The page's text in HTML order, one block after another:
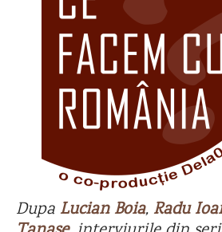
DupaLucian Boia,Radu